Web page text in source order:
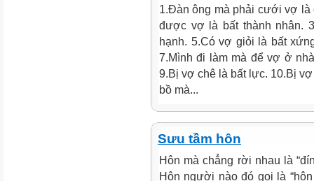
1.Đàn ông mà phải cưới vợ là
được vợ là bất thành nhân.
hạnh. 5.Có vợ giỏi là bất
7.Mình đi làm mà để vợ ở
9.Bị vợ chê là bất lực. 10.Bị
bồ mà...
Sưu tầm hôn
Hôn mà chẳng rời nhau là
Hôn người nào đó gọi là